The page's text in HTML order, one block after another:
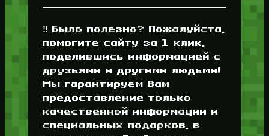
‼️ Было полезно? Пожалуйста,
помогите сайту за 1 клик,
поделившись информацией с
друзьями и другими людьми!
Мы гарантируем Вам
предоставление только
качественной информации и
специальных подарков, в